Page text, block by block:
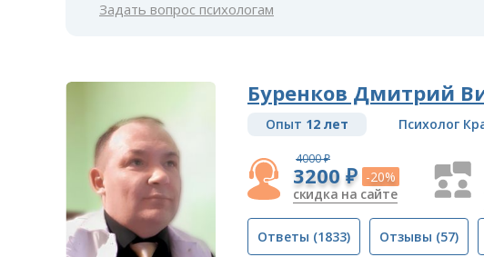
Задать вопрос психологам
Буренков Дмитрий
Опыт 12 лет Психолог
4000 ₽
3200 ₽ -20%
скидка на сайте
Ответы (1833) Отзывы (57)